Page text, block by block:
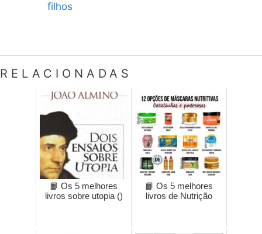
filhos
RELACIONADAS
📙 Os 5 melhores
livros sobre utopia ()
📙 Os 5 melhores
livros de Nutrição